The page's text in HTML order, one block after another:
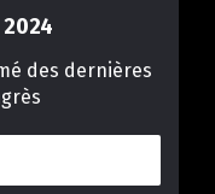
des dernières